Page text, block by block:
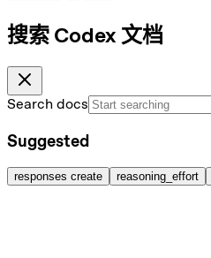
搜索 Codex 文档
Search docs
Suggested
responses create reasoning_effort